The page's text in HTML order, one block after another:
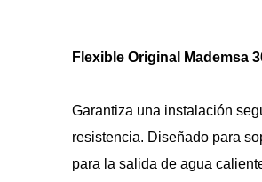
Flexible Original Mademsa
Garantiza una instalación
resistencia. Diseñado para
para la salida de agua